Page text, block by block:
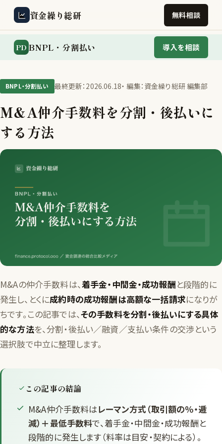
資金繰り総研 無料相談
PD BNPL・分割払い 導入を相談
BNPL・分割払い 最終更新：2026.06.18・ 編集：資金繰り総研 編集部
M&A仲介手数料を分割・後払いに
する方法
M&Aの仲介手数料は、着手金・中間金・成功報酬と段階的に
発生し、とくに成約時の成功報酬は高額な一括請求になりが
ちです。この記事では、その手数料を分割・後払いにする具体
的な方法を、分割・後払い／融資／支払い条件の交渉という
選択肢で中立に整理します。
この記事の結論
M&A仲介手数料はレーマン方式（取引額の％・逓
減）＋最低手数料で、着手金・中間金・成功報酬と
段階的に発生します（料率は目安・契約による）。